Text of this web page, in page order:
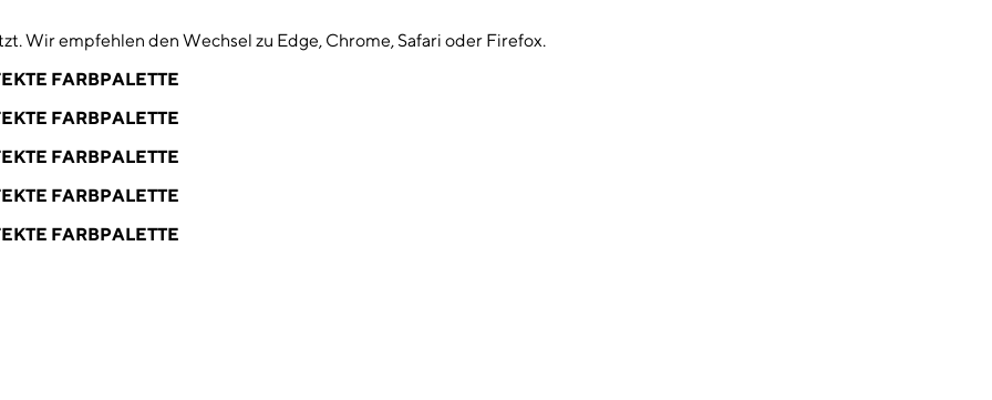
Wir empfehlen den Wechsel zu Edge, Chrome, Safari oder Firefox.
FARBPALETTE
FARBPALETTE
FARBPALETTE
FARBPALETTE
FARBPALETTE